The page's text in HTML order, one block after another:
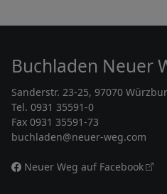
Buchladen Neuer
Sanderstr. 23-25, 97070
Tel. 0931 35591-0
Fax 0931 35591-73
buchladen@neuer-weg.com
Neuer Weg auf Facebook